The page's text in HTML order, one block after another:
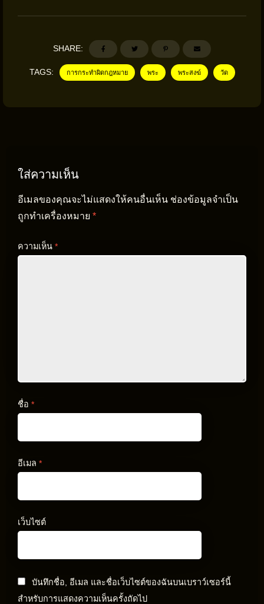
SHARE:
TAGS: การกระทำผิดกฎหมาย พระ พระสงฆ์ วัด
ใส่ความเห็น
อีเมลของคุณจะไม่แสดงให้คนอื่นเห็น ช่องข้อมูลจำเป็น
ถูกทำเครื่องหมาย *
ความเห็น *
ชื่อ *
อีเมล *
เว็บไซต์
บันทึกชื่อ, อีเมล และชื่อเว็บไซต์ของฉันบนเบราว์เซอร์นี้
สำหรับการแสดงความเห็นครั้งถัดไป